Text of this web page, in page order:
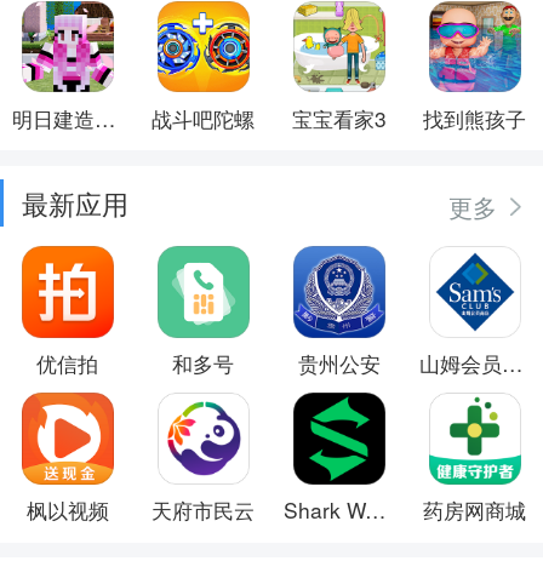
明日建造大师 战斗吧陀螺 宝宝看家3 找到熊孩子
最新应用 更多
优信拍 和多号 贵州公安 山姆会员商店
枫以视频 天府市民云 Shark Wear 药房网商城